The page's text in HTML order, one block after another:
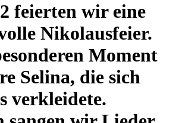
feierten wir eine
Nikolausfeier.
Moment
Selina, die sich
verkleidete.